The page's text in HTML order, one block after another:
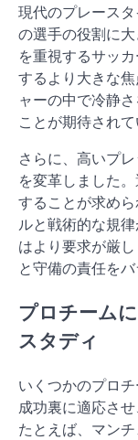
現代のプレース
の選手の役割に
を重視するサッ
するより大きな
ャーの中で冷静
ことが期待されて
さらに、高いプ
を変革しました
することが求め
ルと戦術的な規
はより要求が厳
と守備の責任を
プロチーム
スタディ
いくつかのプロ
成功裏に適応さ
たとえば、マン